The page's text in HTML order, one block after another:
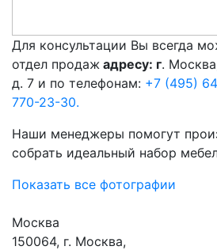
Для консультации Вы всегда
отдел продаж адресу: г.
д. 7 и по телефонам: +7 (495)
770-23-30.
Наши менеджеры помогут
собрать идеальный набор
Показать все фотографии
Москва
150064, г. Москва,